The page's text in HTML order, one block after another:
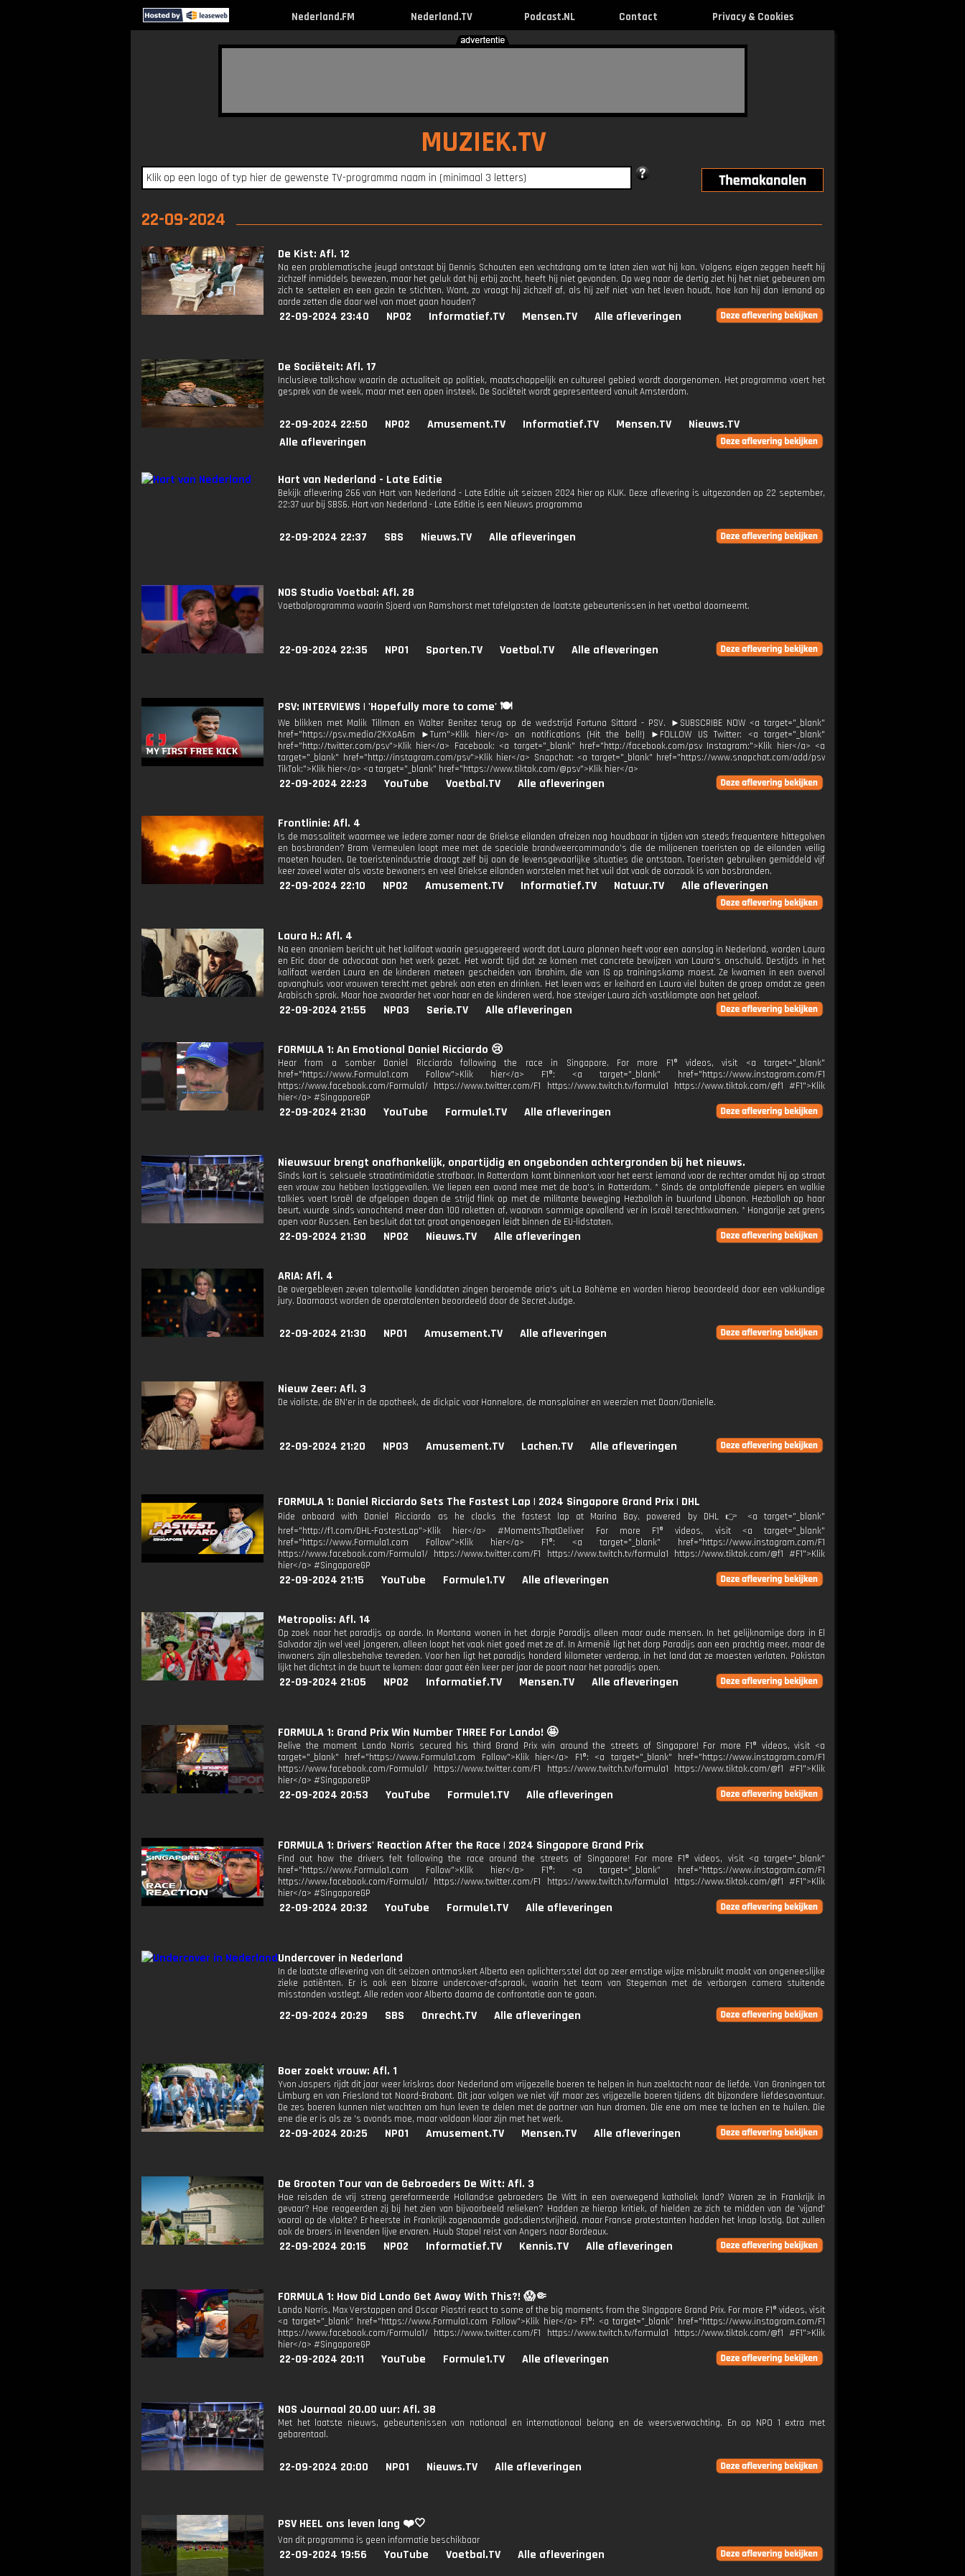
Nederland.FM Nederland.TV Podcast.NL Contact Privacy & Cookies
MUZIEK.TV
22-09-2024
De Kist: Afl. 12
Na een problematische jeugd ontstaat bij Dennis Schouten een vechtdrang om te laten zien wat hij kan. Volgens eigen zeggen heeft hij
zichzelf inmiddels bewezen, maar het geluk dat hij erbij zocht, heeft hij niet gevonden. Op weg naar de dertig ziet hij het niet gebeuren om
zich te settelen en een gezin te stichten. Want, zo vraagt hij zichzelf af, als hij zelf niet van het leven houdt, hoe kan hij dan iemand op
aarde zetten die daar wel van moet gaan houden?
22-09-2024 23:40 NPO2 Informatief.TV Mensen.TV Alle afleveringen
De Sociëteit: Afl. 17
Inclusieve talkshow waarin de actualiteit op politiek, maatschappelijk en cultureel gebied wordt doorgenomen. Het programma voert het
gesprek van de week, maar met een open insteek. De Sociëteit wordt gepresenteerd vanuit Amsterdam.
22-09-2024 22:50 NPO2 Amusement.TV Informatief.TV Mensen.TV
Nieuws.TV
Alle afleveringen
Hart van Nederland - Late Editie
Bekijk aflevering 266 van Hart van Nederland - Late Editie uit seizoen 2024 hier op KIJK. Deze aflevering is uitgezonden op 22 september,
22:37 uur bij SBS6. Hart van Nederland - Late Editie is een Nieuws programma
22-09-2024 22:37 SBS Nieuws.TV Alle afleveringen
NOS Studio Voetbal: Afl. 28
Voetbalprogramma waarin Sjoerd van Ramshorst met tafelgasten de laatste gebeurtenissen in het voetbal doorneemt.
22-09-2024 22:35 NPO1 Sporten.TV Voetbal.TV Alle afleveringen
PSV: INTERVIEWS | 'Hopefully more to come' 🍽️
We blikken met Malik Tillman en Walter Benitez terug op de wedstrijd Fortuna Sittard - PSV. ►SUBSCRIBE NOW <a target="_blank"
href="https://psv.media/2KXaA6m ►Turn">Klik hier</a> on notifications (Hit the bell!) ►FOLLOW US Twitter: <a target="_blank"
href="http://twitter.com/psv">Klik hier</a> Facebook: <a target="_blank" href="http://facebook.com/psv Instagram:">Klik hier</a> <a
target="_blank" href="http://instagram.com/psv">Klik hier</a> Snapchat: <a target="_blank" href="https://www.snapchat.com/add/psv
TikTok:">Klik hier</a> <a target="_blank" href="https://www.tiktok.com/@psv">Klik hier</a>
22-09-2024 22:23 YouTube Voetbal.TV Alle afleveringen
Frontlinie: Afl. 4
Is de massaliteit waarmee we iedere zomer naar de Griekse eilanden afreizen nog houdbaar in tijden van steeds frequentere hittegolven
en bosbranden? Bram Vermeulen loopt mee met de speciale brandweercommando's die de miljoenen toeristen op de eilanden veilig
moeten houden. De toeristenindustrie draagt zelf bij aan de levensgevaarlijke situaties die ontstaan. Toeristen gebruiken gemiddeld vijf
keer zoveel water als vaste bewoners en veel Griekse eilanden worstelen met het vuil dat vaak de oorzaak is van bosbranden.
22-09-2024 22:10 NPO2 Amusement.TV Informatief.TV Natuur.TV Alle afleveringen
Laura H.: Afl. 4
Na een anoniem bericht uit het kalifaat waarin gesuggereerd wordt dat Laura plannen heeft voor een aanslag in Nederland, worden Laura
en Eric door de advocaat aan het werk gezet. Het wordt tijd dat ze komen met concrete bewijzen van Laura's onschuld. Destijds in het
kalifaat werden Laura en de kinderen meteen gescheiden van Ibrahim, die van IS op trainingskamp moest. Ze kwamen in een overvol
opvanghuis voor vrouwen terecht met gebrek aan eten en drinken. Het leven was er keihard en Laura viel buiten de groep omdat ze geen
Arabisch sprak. Maar hoe zwaarder het voor haar en de kinderen werd, hoe steviger Laura zich vastklampte aan het geloof.
22-09-2024 21:55 NPO3 Serie.TV Alle afleveringen
FORMULA 1: An Emotional Daniel Ricciardo 😢
Hear from a somber Daniel Ricciardo following the race in Singapore. For more F1® videos, visit <a target="_blank"
href="https://www.Formula1.com Follow">Klik hier</a> F1®: <a target="_blank" href="https://www.instagram.com/F1
https://www.facebook.com/Formula1/ https://www.twitter.com/F1 https://www.twitch.tv/formula1 https://www.tiktok.com/@f1 #F1">Klik
hier</a> #SingaporeGP
22-09-2024 21:30 YouTube Formule1.TV Alle afleveringen
Nieuwsuur brengt onafhankelijk, onpartijdig en ongebonden achtergronden bij het nieuws.
Sinds kort is seksuele straatintimidatie strafbaar. In Rotterdam komt binnenkort voor het eerst iemand voor de rechter omdat hij op straat
een vrouw zou hebben lastiggevallen. We liepen een avond mee met de boa's in Rotterdam. * Sinds de ontploffende piepers en walkie
talkies voert Israël de afgelopen dagen de strijd flink op met de militante beweging Hezbollah in buurland Libanon. Hezbollah op haar
beurt, vuurde sinds vanochtend meer dan 100 raketten af, waarvan sommige opvallend ver ín Israël terechtkwamen. * Hongarije zet grens
open voor Russen. Een besluit dat tot groot ongenoegen leidt binnen de EU-lidstaten.
22-09-2024 21:30 NPO2 Nieuws.TV Alle afleveringen
ARIA: Afl. 4
De overgebleven zeven talentvolle kandidaten zingen beroemde aria's uit La Bohème en worden hierop beoordeeld door een vakkundige
jury. Daarnaast worden de operatalenten beoordeeld door de Secret Judge.
22-09-2024 21:30 NPO1 Amusement.TV Alle afleveringen
Nieuw Zeer: Afl. 3
De violiste, de BN'er in de apotheek, de dickpic voor Hannelore, de mansplainer en weerzien met Daan/Danielle.
22-09-2024 21:20 NPO3 Amusement.TV Lachen.TV Alle afleveringen
FORMULA 1: Daniel Ricciardo Sets The Fastest Lap | 2024 Singapore Grand Prix | DHL
Ride onboard with Daniel Ricciardo as he clocks the fastest lap at Marina Bay, powered by DHL 👉 <a target="_blank"
href="http://f1.com/DHL-FastestLap">Klik hier</a> #MomentsThatDeliver For more F1® videos, visit <a target="_blank"
href="https://www.Formula1.com Follow">Klik hier</a> F1®: <a target="_blank" href="https://www.instagram.com/F1
https://www.facebook.com/Formula1/ https://www.twitter.com/F1 https://www.twitch.tv/formula1 https://www.tiktok.com/@f1 #F1">Klik
hier</a> #SingaporeGP
22-09-2024 21:15 YouTube Formule1.TV Alle afleveringen
Metropolis: Afl. 14
Op zoek naar het paradijs op aarde. In Montana wonen in het dorpje Paradijs alleen maar oude mensen. In het gelijknamige dorp in El
Salvador zijn wel veel jongeren, alleen loopt het vaak niet goed met ze af. In Armenië ligt het dorp Paradijs aan een prachtig meer, maar de
inwoners zijn allesbehalve tevreden. Voor hen ligt het paradijs honderd kilometer verderop, in het land dat ze moesten verlaten. Pakistan
lijkt het dichtst in de buurt te komen: daar gaat één keer per jaar de poort naar het paradijs open.
22-09-2024 21:05 NPO2 Informatief.TV Mensen.TV Alle afleveringen
FORMULA 1: Grand Prix Win Number THREE For Lando! 🤩
Relive the moment Lando Norris secured his third Grand Prix win around the streets of Singapore! For more F1® videos, visit <a
target="_blank" href="https://www.Formula1.com Follow">Klik hier</a> F1®: <a target="_blank" href="https://www.instagram.com/F1
https://www.facebook.com/Formula1/ https://www.twitter.com/F1 https://www.twitch.tv/formula1 https://www.tiktok.com/@f1 #F1">Klik
hier</a> #SingaporeGP
22-09-2024 20:53 YouTube Formule1.TV Alle afleveringen
FORMULA 1: Drivers' Reaction After the Race | 2024 Singapore Grand Prix
Find out how the drivers felt following the race around the streets of Singapore! For more F1® videos, visit <a target="_blank"
href="https://www.Formula1.com Follow">Klik hier</a> F1®: <a target="_blank" href="https://www.instagram.com/F1
https://www.facebook.com/Formula1/ https://www.twitter.com/F1 https://www.twitch.tv/formula1 https://www.tiktok.com/@f1 #F1">Klik
hier</a> #SingaporeGP
22-09-2024 20:32 YouTube Formule1.TV Alle afleveringen
Undercover in Nederland
In de laatste aflevering van dit seizoen ontmaskert Alberto een oplichtersstel dat op zeer ernstige wijze misbruikt maakt van ongeneeslijke
zieke patiënten. Er is ook een bizarre undercover-afspraak, waarin het team van Stegeman met de verborgen camera stuitende
misstanden vastlegt. Alle reden voor Alberto daarna de confrontatie aan te gaan.
22-09-2024 20:29 SBS Onrecht.TV Alle afleveringen
Boer zoekt vrouw: Afl. 1
Yvon Jaspers rijdt dit jaar weer kriskras door Nederland om vrijgezelle boeren te helpen in hun zoektocht naar de liefde. Van Groningen tot
Limburg en van Friesland tot Noord-Brabant. Dit jaar volgen we niet vijf maar zes vrijgezelle boeren tijdens dit bijzondere liefdesavontuur.
De zes boeren kunnen niet wachten om hun leven te delen met de partner van hun dromen. Die ene om mee te lachen en te huilen. Die
ene die er is als ze 's avonds moe, maar voldaan klaar zijn met het werk.
22-09-2024 20:25 NPO1 Amusement.TV Mensen.TV Alle afleveringen
De Grooten Tour van de Gebroeders De Witt: Afl. 3
Hoe reisden de vrij streng gereformeerde Hollandse gebroeders De Witt in een overwegend katholiek land? Waren ze in Frankrijk in
gevaar? Hoe reageerden zij bij het zien van bijvoorbeeld relieken? Hadden ze hierop kritiek, of hielden ze zich te midden van de 'vijand'
vooral op de vlakte? Er heerste in Frankrijk zogenaamde godsdienstvrijheid, maar Franse protestanten hadden het knap lastig. Dat zullen
ook de broers in levenden lijve ervaren. Huub Stapel reist van Angers naar Bordeaux.
22-09-2024 20:15 NPO2 Informatief.TV Kennis.TV Alle afleveringen
FORMULA 1: How Did Lando Get Away With This?! 😱🤏
Lando Norris, Max Verstappen and Oscar Piastri react to some of the big moments from the SIngapore Grand Prix. For more F1® videos, visit
<a target="_blank" href="https://www.Formula1.com Follow">Klik hier</a> F1®: <a target="_blank" href="https://www.instagram.com/F1
https://www.facebook.com/Formula1/ https://www.twitter.com/F1 https://www.twitch.tv/formula1 https://www.tiktok.com/@f1 #F1">Klik
hier</a> #SingaporeGP
22-09-2024 20:11 YouTube Formule1.TV Alle afleveringen
NOS Journaal 20.00 uur: Afl. 38
Met het laatste nieuws, gebeurtenissen van nationaal en internationaal belang en de weersverwachting. En op NPO 1 extra met
gebarentaal.
22-09-2024 20:00 NPO1 Nieuws.TV Alle afleveringen
PSV HEEL ons leven lang ❤️🤍
Van dit programma is geen informatie beschikbaar
22-09-2024 19:56 YouTube Voetbal.TV Alle afleveringen